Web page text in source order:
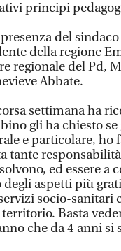
principi
del
della regione
regionale del Pd,
Abbate.
settimana ha
gli ha chiesto se
e particolare, ho
tante
ed essere a
degli aspetti più
socio-sanitari
Basta
che da 4 anni si